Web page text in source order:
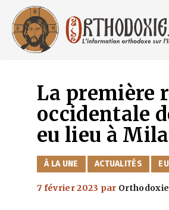
contenu
La première
occidentale
eu lieu à
CATÉGORIES
À LA UNE ACTUALITÉS
7 février 2023 par